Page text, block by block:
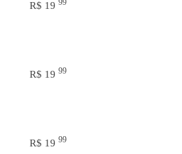
R$ 19 99
R$ 19 99
R$ 19 99